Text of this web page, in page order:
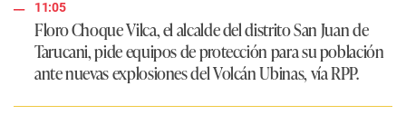
11:05
Floro Choque Vilca, el alcalde del distrito San Juan de
Tarucani, pide equipos de protección para su población
ante nuevas explosiones del Volcán Ubinas, vía RPP.